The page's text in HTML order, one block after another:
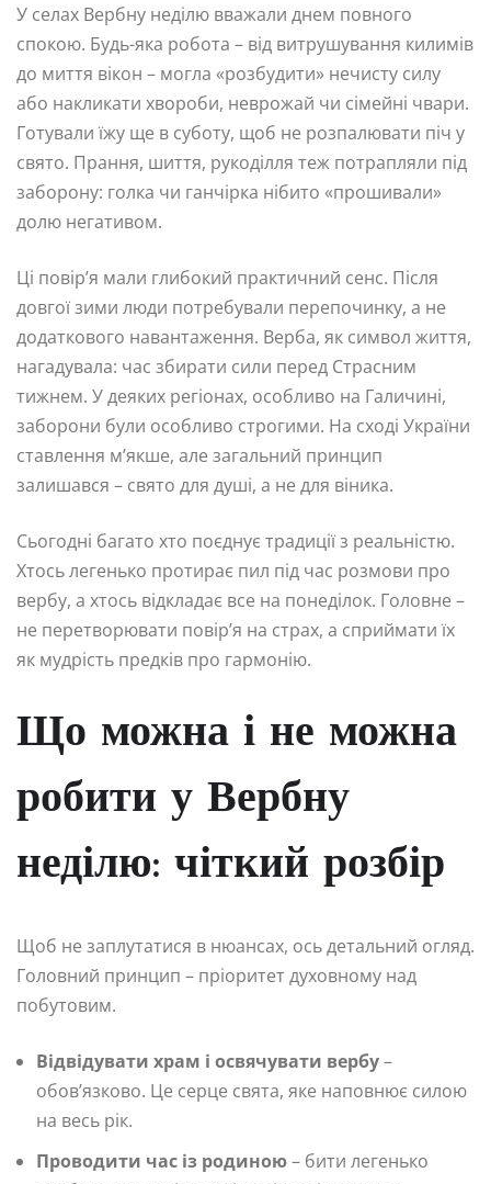
У селах Вербну неділю вважали днем повного
спокою. Будь-яка робота – від витрушування килимів
до миття вікон – могла «розбудити» нечисту силу
або накликати хвороби, неврожай чи сімейні чвари.
Готували їжу ще в суботу, щоб не розпалювати піч у
свято. Прання, шиття, рукоділля теж потрапляли під
заборону: голка чи ганчірка нібито «прошивали»
долю негативом.
Ці повір’я мали глибокий практичний сенс. Після
довгої зими люди потребували перепочинку, а не
додаткового навантаження. Верба, як символ життя,
нагадувала: час збирати сили перед Страсним
тижнем. У деяких регіонах, особливо на Галичині,
заборони були особливо строгими. На сході України
ставлення м’якше, але загальний принцип
залишався – свято для душі, а не для віника.
Сьогодні багато хто поєднує традиції з реальністю.
Хтось легенько протирає пил під час розмови про
вербу, а хтось відкладає все на понеділок. Головне –
не перетворювати повір’я на страх, а сприймати їх
як мудрість предків про гармонію.
Що можна і не можна
робити у Вербну
неділю: чіткий розбір
Щоб не заплутатися в нюансах, ось детальний огляд.
Головний принцип – пріоритет духовному над
побутовим.
Відвідувати храм і освячувати вербу–
обов’язково. Це серце свята, яке наповнює силою
на весь рік.
Проводити час із родиною– бити легенько